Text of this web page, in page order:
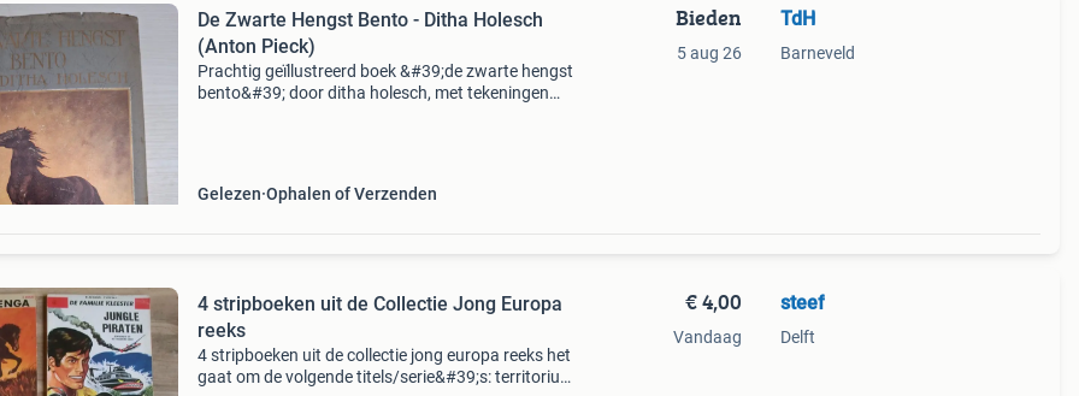
De Zwarte Hengst Bento - Ditha Holesch
(Anton Pieck)
Prachtig geïllustreerd boek &#39;de zwarte hengst
bento&#39; door ditha holesch, met tekeningen
Gelezen Ophalen of Verzenden
Bieden
5 aug 26
TdH
Barneveld
4 stripboeken uit de Collectie Jong Europa
reeks
4 stripboeken uit de collectie jong europa reeks het
gaat om de volgende titels/serie&#39;s: territorium
€ 4,00
Vandaag
steef
Delft